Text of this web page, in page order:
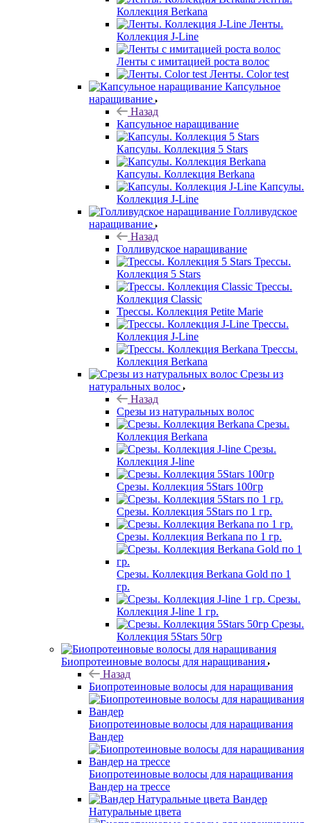
Коллекция Berkana
Ленты.
Коллекция J-Line
Ленты с имитацией роста волос
Ленты. Color test
Капсульное
наращивание
Назад
Капсульное наращивание
Капсулы. Коллекция 5 Stars
Капсулы. Коллекция Berkana
Капсулы.
Коллекция J-Line
Голливудское
наращивание
Назад
Голливудское наращивание
Трессы.
Коллекция 5 Stars
Трессы.
Коллекция Classic
Трессы. Коллекция Petite Marie
Трессы.
Коллекция J-Line
Трессы.
Коллекция Berkana
Срезы из
натуральных волос
Назад
Срезы из натуральных волос
Срезы.
Коллекция Berkana
Срезы.
Коллекция J-line
Срезы. Коллекция 5Stars 100гр
Срезы. Коллекция 5Stars по 1 гр.
Срезы. Коллекция Berkana по 1 гр.
Срезы. Коллекция Berkana Gold по 1
гр.
Срезы.
Коллекция J-line 1 гр.
Срезы.
Коллекция 5Stars 50гр
Биопротеиновые волосы для наращивания
Назад
Биопротеиновые волосы для наращивания
Биопротеиновые волосы для наращивания
Вандер
Биопротеиновые волосы для наращивания
Вандер на трессе
Вандер
Натуральные цвета